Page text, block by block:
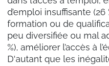
d’emploi insuffisante (26
formation ou de
peu diversifiée ou mal
%), améliorer l’accès à
D'autant que les